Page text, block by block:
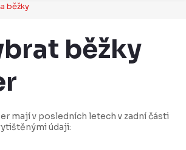
běžky
běžky
mají v posledních letech v zadní části
údaji: